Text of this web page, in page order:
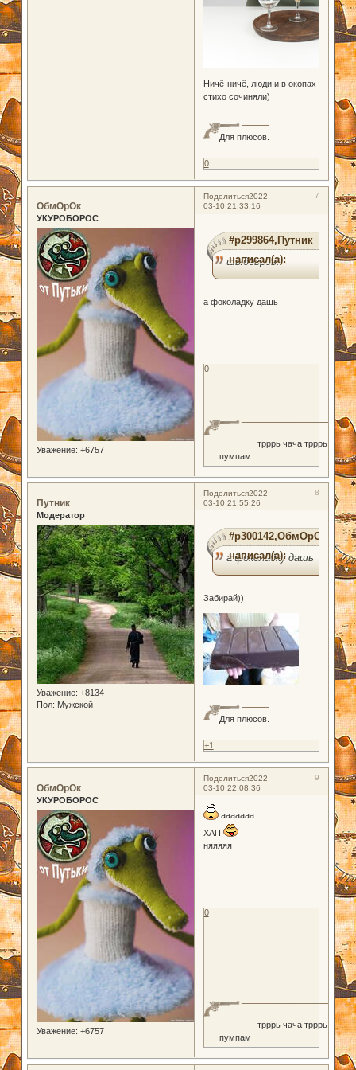
Ничё-ничё, люди и в окопах
стихо сочиняли)
Для плюсов.
0
Поделиться 7
2022-
03-10 21:33:16
ОбмОрОк
УКУРОБОРОС
Уважение: +6757
#p299864,Путник
написал(а):
шыдевров!
а фоколадку дашь
трррь чача трррь
пумпам
0
Поделиться 8
2022-
03-10 21:55:26
Путник
Модератор
Уважение: +8134
Пол: Мужской
#p300142,ОбмОрОк
написал(а):
а фоколадку дашь
Забирай))
Для плюсов.
+1
Поделиться 9
2022-
03-10 22:08:36
ОбмОрОк
УКУРОБОРОС
Уважение: +6757
ааааааа
ХАП
няяяяя
трррь чача трррь
пумпам
0